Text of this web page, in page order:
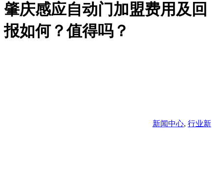
肇庆感应自动门加盟费用及回
报如何？值得吗？
新闻中心, 行业新